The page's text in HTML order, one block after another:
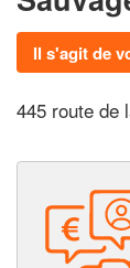
Il s'agit de
445 route de